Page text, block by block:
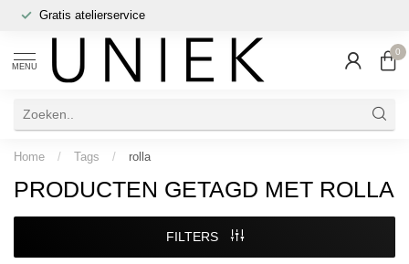
Gratis atelierservice
MENU
0
Home / Tags / rolla
PRODUCTEN GETAGD MET ROLLA
FILTERS